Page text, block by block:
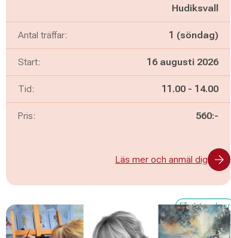
Hudiksvall
Antal träffar: 1 (söndag)
Start: 16 augusti 2026
Tid: Pågår mellan
11.00 - och
14.00
Pris: 560:-
Läs mer och anmäl dig
Få platser kvar